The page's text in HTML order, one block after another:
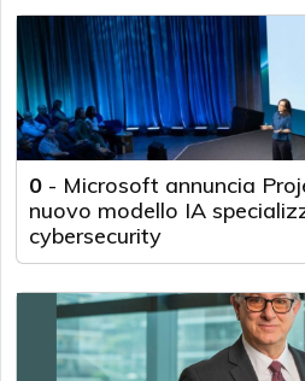
0 - Microsoft annuncia
nuovo modello IA
cybersecurity